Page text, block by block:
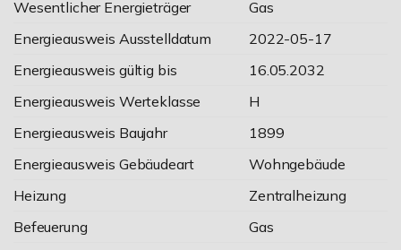
Wesentlicher Energieträger
Gas
Energieausweis Ausstelldatum
2022-05-17
Energieausweis gültig bis
16.05.2032
Energieausweis Werteklasse
H
Energieausweis Baujahr
1899
Energieausweis Gebäudeart
Wohngebäude
Heizung
Zentralheizung
Befeuerung
Gas